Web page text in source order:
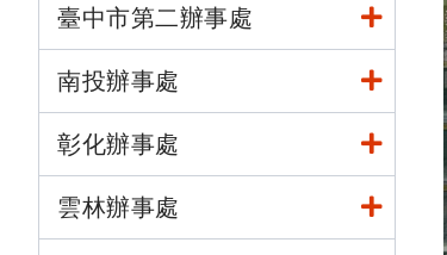
臺中市第二辦事處
南投辦事處
彰化辦事處
雲林辦事處